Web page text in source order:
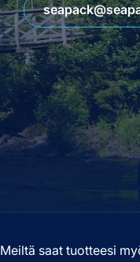
Meiltä saat tuotteesi